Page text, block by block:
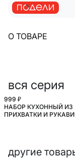
О ТОВАРЕ
вся серия
999 ₽
НАБОР КУХОННЫЙ ИЗ
ПРИХВАТКИ И
другие